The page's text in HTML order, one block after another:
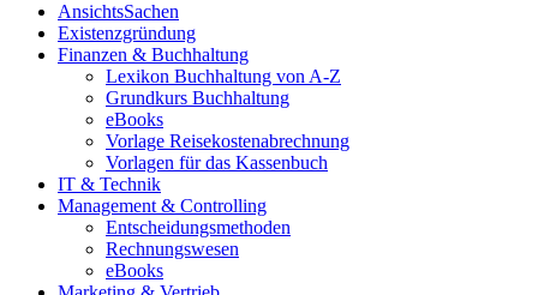
AnsichtsSachen
Existenzgründung
Finanzen & Buchhaltung
Lexikon Buchhaltung von A-Z
Grundkurs Buchhaltung
eBooks
Vorlage Reisekostenabrechnung
Vorlagen für das Kassenbuch
IT & Technik
Management & Controlling
Entscheidungsmethoden
Rechnungswesen
eBooks